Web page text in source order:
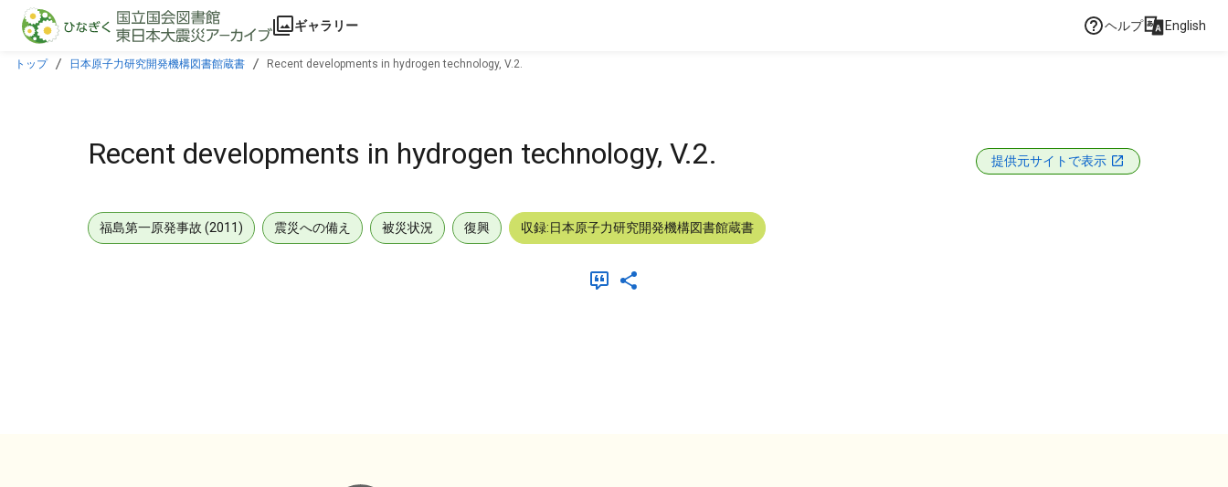
本文に飛ぶ
ギャラリー ヘルプ English
トップ 日本原子力研究開発機構図書館蔵書 Recent developments in hydrogen technology, V.2.
Recent developments in hydrogen technology, V.2. 提供元サイトで表示
福島第一原発事故 (2011) 震災への備え 被災状況 復興 収録:日本原子力研究開発機構図書館蔵書